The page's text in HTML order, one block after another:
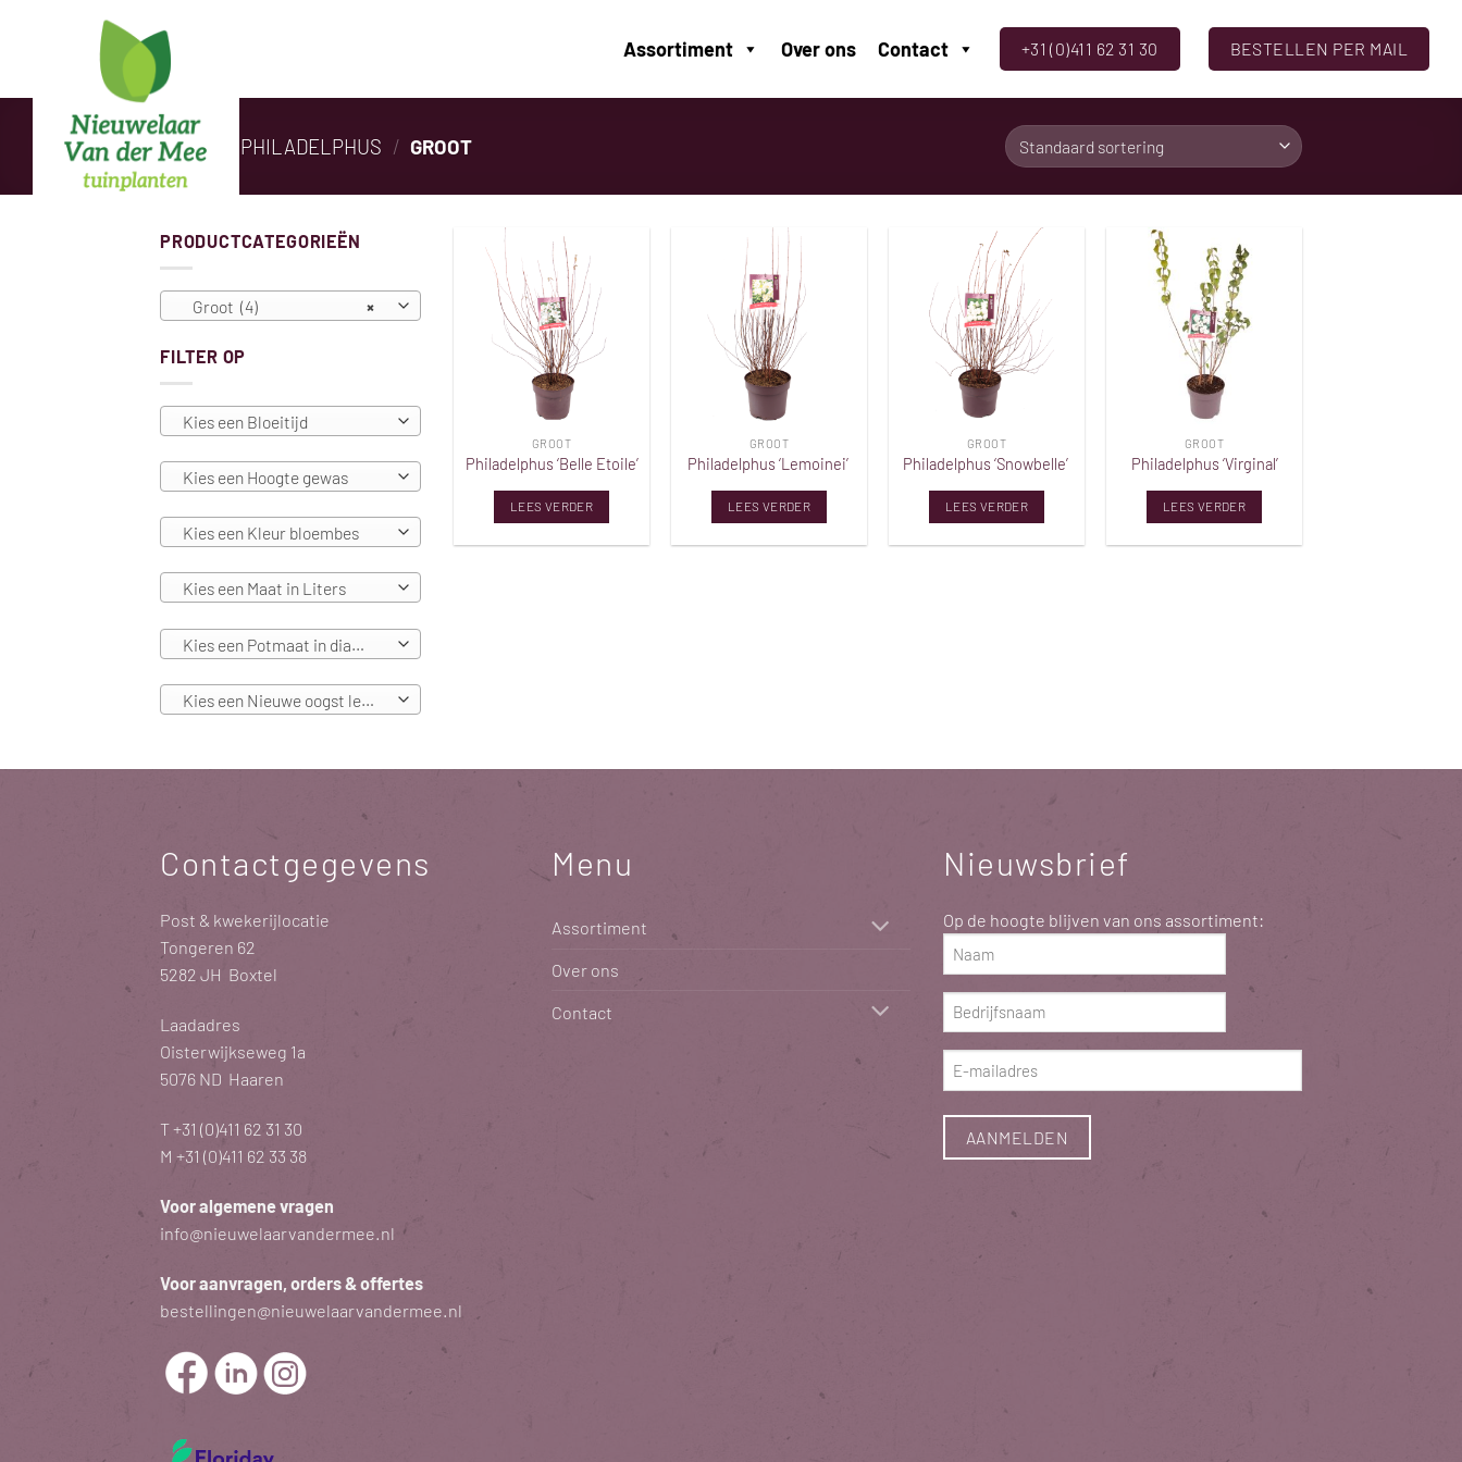
Assortiment Over ons Contact +31 (0)411 62 31 30 BESTELLEN PER MAIL
HOME PHILADELPHUS / GROOT
PRODUCTCATEGORIEËN
×
Groot (4)
FILTER OP
Kies een Bloeitijd
Kies een Hoogte gewas
Kies een Kleur bloembes
Kies een Maat in Liters
Kies een Potmaat in diameters
Kies een Nieuwe oogst leverbaar vanaf
Toevoegen
aan
verlanglijst
GROOT
Philadelphus ‘Belle Etoile’
LEES VERDER
Toevoegen
verlanglijst
GROOT
Philadelphus ‘Lemoinei’
LEES VERDER
Toevoegen
aan
verlanglijst
GROOT
Philadelphus ‘Snowbelle’
LEES VERDER
Toevoegen
verlanglijst
GROOT
Philadelphus ‘Virginal’
LEES VERDER
Contactgegevens
Post & kwekerijlocatie
Tongeren 62
5282 JH Boxtel
Laadadres
Oisterwijkseweg 1a
5076 ND Haaren
T+31 (0)411 62 31 30
M +31 (0)411 62 33 38
Voor algemene vragen
info@nieuwelaarvandermee.nl
Voor aanvragen, orders & offertes
bestellingen@nieuwelaarvandermee.nl
Menu
Assortiment
Over ons
Contact
Nieuwsbrief
Op de hoogte blijven van ons assortiment:
Naam
(Vereist)
Bedrijfsnaam
(Vereist)
E-
mailadres
(Vereist)